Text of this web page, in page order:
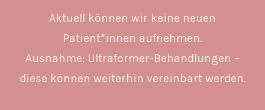
Aktuell können wir keine neuen
Patient*innen aufnehmen.
Ausnahme: Ultraformer-Behandlungen –
diese können weiterhin vereinbart werden.